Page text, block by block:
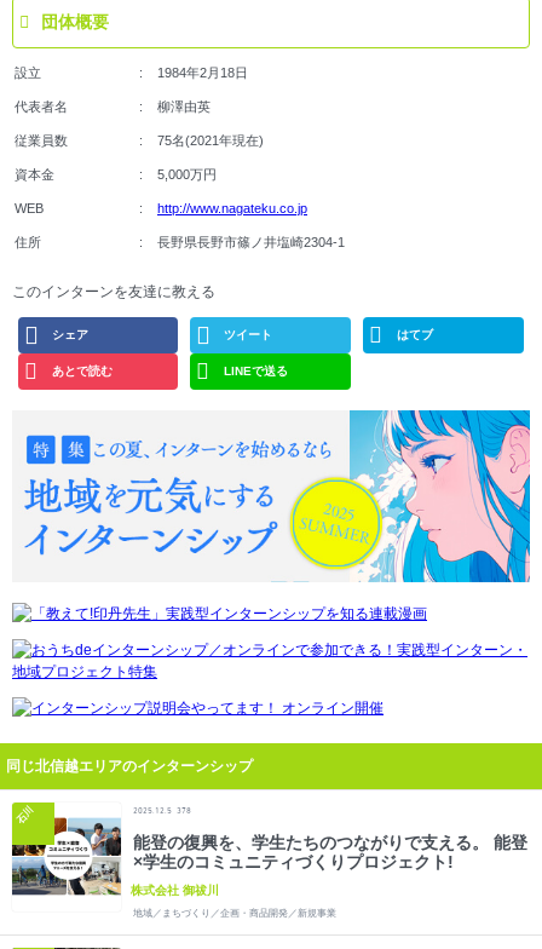
団体概要
設立 1984年2月18日
代表者名 柳澤由英
従業員数 75名(2021年現在)
資本金 5,000万円
WEB http://www.nagateku.co.jp
住所 長野県長野市篠ノ井塩崎2304-1
このインターンを友達に教える
シェア ツイート はてブ
あとで読む LINEで送る
同じ北信越エリアのインターンシップ
石川 2025.12.5 378
能登の復興を、学生たちのつながりで支える。 能登
×学生のコミュニティづくりプロジェクト!
株式会社 御祓川
地域／まちづくり／企画・商品開発／新規事業